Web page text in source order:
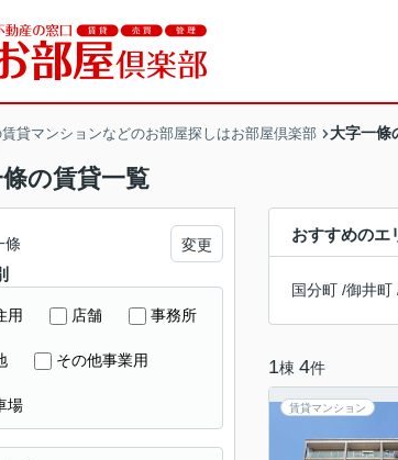
貸マンションなどのお部屋探しはお部屋倶楽部 大字一條
の賃貸一覧
おすすめのエ
国分町 /御井町
1棟 4件
賃貸マンション
條 変更
用 店舗 事務所
その他事業用
場